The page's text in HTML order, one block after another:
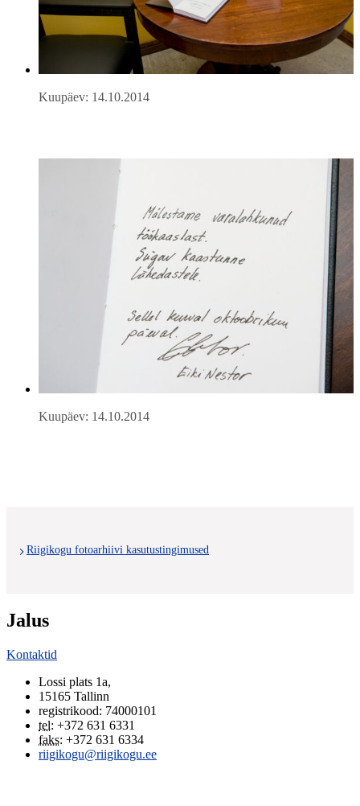
Kuupäev: 14.10.2014
Kuupäev: 14.10.2014
Riigikogu fotoarhiivi kasutustingimused
Jalus
Kontaktid
Lossi plats 1a,
15165 Tallinn
registrikood: 74000101
tel: +372 631 6331
faks: +372 631 6334
riigikogu@riigikogu.ee